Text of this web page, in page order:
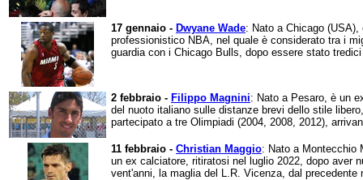
17 gennaio - Dwyane Wade: Nato a Chicago
professionistico NBA, nel quale è considerato tra i
guardia con i Chicago Bulls, dopo essere stato
2 febbraio - Filippo Magnini: Nato a Pesaro, è un
del nuoto italiano sulle distanze brevi dello stile
partecipato a tre Olimpiadi (2004, 2008, 2012),
11 febbraio - Christian Maggio: Nato a Montecchio
un ex calciatore, ritiratosi nel luglio 2022, dopo aver
vent'anni, la maglia del L.R. Vicenza, dal precedente